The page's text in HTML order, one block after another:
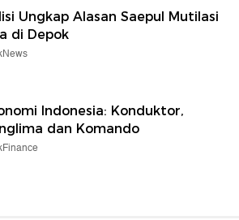
Ungkap Alasan Saepul Mutilasi
di Depok
Indonesia: Konduktor,
dan Komando